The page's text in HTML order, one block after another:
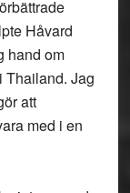
Håvard
hand om
Thailand. Jag
att
med i en